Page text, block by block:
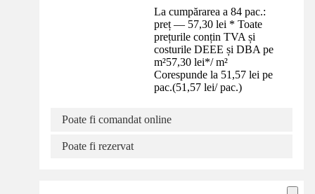
La cumpărarea a 84 pac.:
preț — 57,30 lei * Toate
prețurile conțin TVA și
costurile DEEE și DBA pe
m²57,30 lei*/ m²
Corespunde la 51,57 lei pe
pac.(51,57 lei/ pac.)
Poate fi comandat online
Poate fi rezervat